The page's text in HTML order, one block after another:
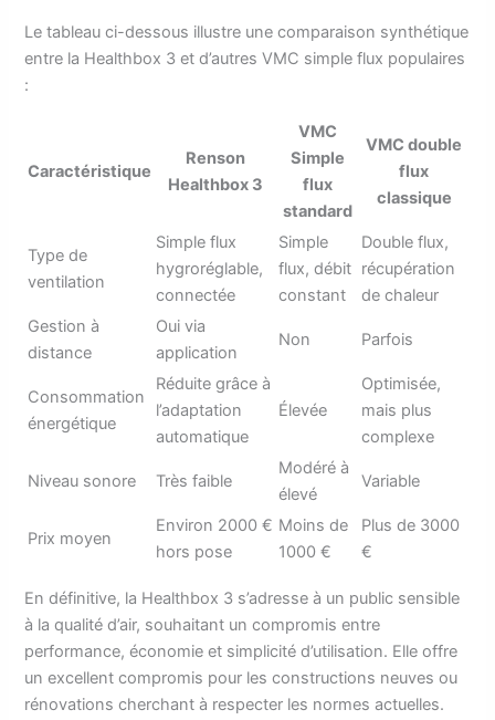
Le tableau ci-dessous illustre une comparaison synthétique
entre la Healthbox 3 et d’autres VMC simple flux populaires
:
Caractéristique
Renson
Healthbox 3
VMC
Simple
flux
standard
VMC double
flux
classique
Type de
ventilation
Simple flux
hygroréglable,
connectée
Simple
flux, débit
constant
Double flux,
récupération
de chaleur
Gestion à
distance
Oui via
application
Non Parfois
Consommation
énergétique
Réduite grâce à
l’adaptation
automatique
Élevée
Optimisée,
mais plus
complexe
Niveau sonore Très faible
Modéré à
élevé
Variable
Prix moyen
Environ 2000 €
hors pose
Moins de
1000 €
Plus de 3000
€
En définitive, la Healthbox 3 s’adresse à un public sensible
à la qualité d’air, souhaitant un compromis entre
performance, économie et simplicité d’utilisation. Elle offre
un excellent compromis pour les constructions neuves ou
rénovations cherchant à respecter les normes actuelles.